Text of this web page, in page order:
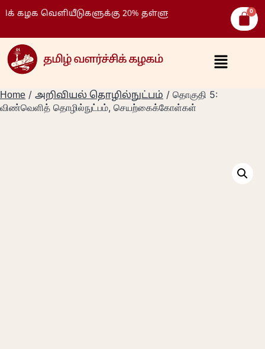
20% தள்ளுபடி )
Home / அறிவியல் தொழில்நுட்பம் / தொகுதி 5:
விண்வெளித் தொழில்நுட்பம், செயற்கைக்கோள்கள்